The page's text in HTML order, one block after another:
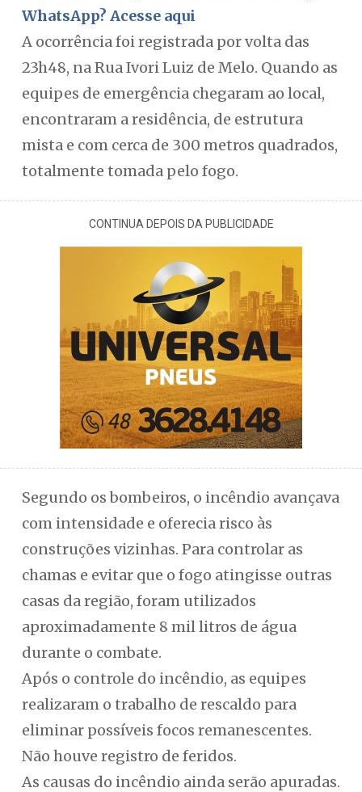
WhatsApp? Acesse aqui
A ocorrência foi registrada por volta das
23h48, na Rua Ivori Luiz de Melo. Quando as
equipes de emergência chegaram ao local,
encontraram a residência, de estrutura
mista e com cerca de 300 metros quadrados,
totalmente tomada pelo fogo.
CONTINUA DEPOIS DA PUBLICIDADE
Segundo os bombeiros, o incêndio avançava
com intensidade e oferecia risco às
construções vizinhas. Para controlar as
chamas e evitar que o fogo atingisse outras
casas da região, foram utilizados
aproximadamente 8 mil litros de água
durante o combate.
Após o controle do incêndio, as equipes
realizaram o trabalho de rescaldo para
eliminar possíveis focos remanescentes.
Não houve registro de feridos.
As causas do incêndio ainda serão apuradas.